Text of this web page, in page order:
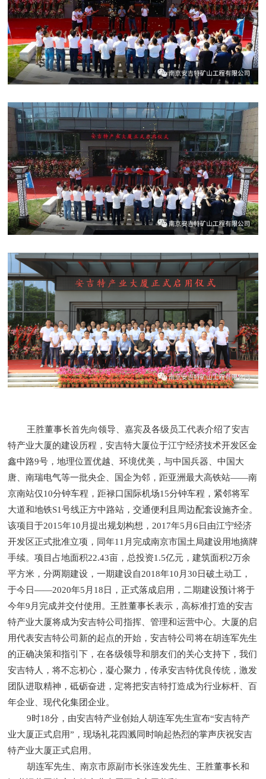
王胜董事长首先向领导、嘉宾及各级员工代表介绍了安吉
特产业大厦的建设历程，安吉特大厦位于江宁经济技术开发区金
鑫中路9号，地理位置优越、环境优美，与中国兵器、中国大
唐、南瑞电气等一批央企、国企为邻，距亚洲最大高铁站——南
京南站仅10分钟车程，距禄口国际机场15分钟车程，紧邻将军
大道和地铁S1号线正方中路站，交通便利且周边配套设施齐全。
该项目于2015年10月提出规划构想，2017年5月6日由江宁经济
开发区正式批准立项，同年11月完成南京市国土局建设用地摘牌
手续。项目占地面积22.43亩，总投资1.5亿元，建筑面积2万余
平方米，分两期建设，一期建设自2018年10月30日破土动工，
于今日——2020年5月18日，正式落成启用，二期建设预计将于
今年9月完成并交付使用。 王胜董事长表示，高标准打造的安吉
特产业大厦将成为安吉特公司指挥、管理和运营中心。大厦的启
用代表安吉特公司新的起点的开始，安吉特公司将在胡连军先生
的正确决策和指引下，在各级领导和朋友们的关心支持下，我们
安吉特人，将不忘初心，凝心聚力，传承安吉特优良传统，激发
团队进取精神，砥砺奋进，定将把安吉特打造成为行业标杆、百
年企业、现代化集团企业。
9时18分，由安吉特产业创始人胡连军先生宣布“安吉特产
业大厦正式启用”，现场礼花四溅同时响起热烈的掌声庆祝安吉
特产业大厦正式启用。
胡连军先生、南京市原副市长张连发先生 、王胜董事长和